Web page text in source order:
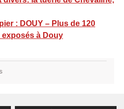
: DOUY – Plus de 120
exposés à Douy